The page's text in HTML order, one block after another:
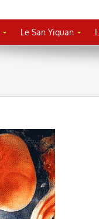
Le San Yiquan